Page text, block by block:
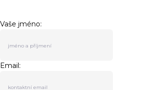
Vaše jméno:
Email: